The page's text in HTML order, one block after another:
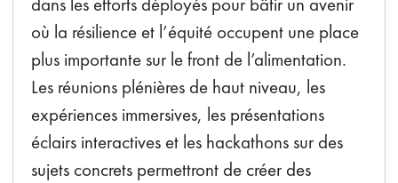
où la résilience et l’équité occupent une place
plus importante sur le front de l’alimentation.
Les réunions plénières de haut niveau, les
expériences immersives, les présentations
éclairs interactives et les hackathons sur des
sujets concrets permettront de créer des